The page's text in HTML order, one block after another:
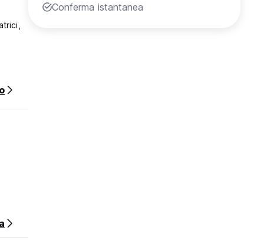
Conferma istantanea